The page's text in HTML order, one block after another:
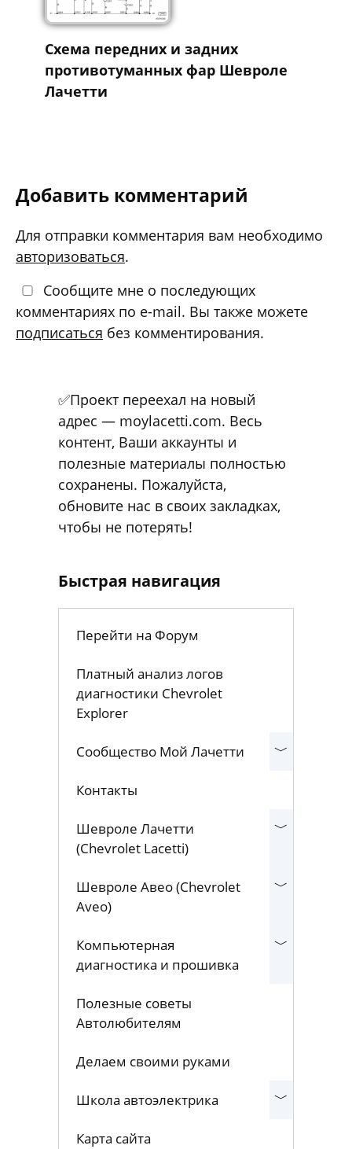
Схема передних и задних
противотуманных фар Шевроле
Лачетти
Добавить комментарий
Для отправки комментария вам необходимо
авторизоваться.
Сообщите мне о последующих
комментариях по e-mail. Вы также можете
подписаться без комментирования.
✅Проект переехал на новый
адрес — moylacetti.com. Весь
контент, Ваши аккаунты и
полезные материалы полностью
сохранены. Пожалуйста,
обновите нас в своих закладках,
чтобы не потерять!
Быстрая навигация
Перейти на Форум
Платный анализ логов
диагностики Chevrolet
Explorer
Сообщество Мой Лачетти
Контакты
Шевроле Лачетти
(Chevrolet Lacetti)
Шевроле Авео (Chevrolet
Aveo)
Компьютерная
диагностика и прошивка
Полезные советы
Автолюбителям
Делаем своими руками
Школа автоэлектрика
Карта сайта